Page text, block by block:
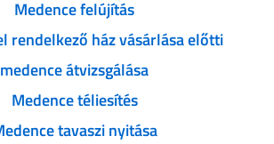
Medence felújítás
rendelkező ház vásárlása előtti
medence átvizsgálása
Medence téliesítés
tavaszi nyitása